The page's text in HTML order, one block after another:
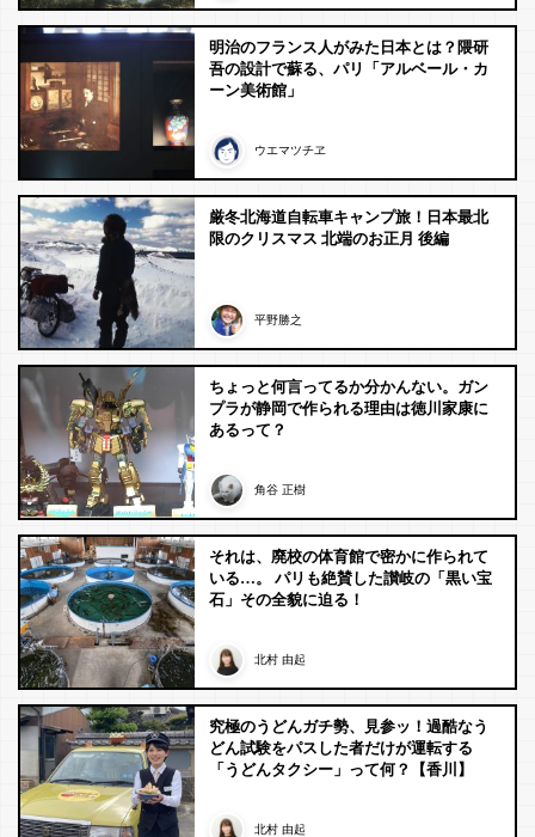
明治のフランス人がみた日本とは？隈研
吾の設計で蘇る、パリ「アルベール・カ
ーン美術館」
ウエマツチヱ
厳冬北海道自転車キャンプ旅！日本最北
限のクリスマス 北端のお正月 後編
平野勝之
ちょっと何言ってるか分かんない。ガン
プラが静岡で作られる理由は徳川家康に
あるって？
角谷 正樹
それは、廃校の体育館で密かに作られて
いる…。 パリも絶賛した讃岐の「黒い宝
石」その全貌に迫る！
北村 由起
究極のうどんガチ勢、見参ッ！過酷なう
どん試験をパスした者だけが運転する
「うどんタクシー」って何？【香川】
北村 由起